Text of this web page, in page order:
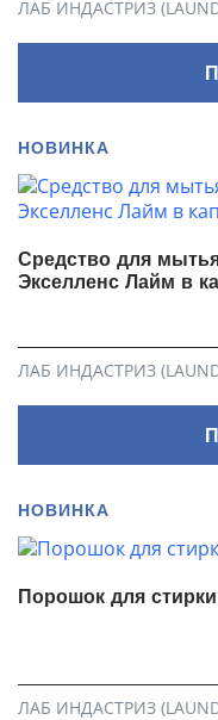
ЛАБ ИНДАСТРИЗ
НОВИНКА
Средство для
Экселленс Лайм в
ЛАБ ИНДАСТРИЗ
НОВИНКА
Порошок для
ЛАБ ИНДАСТРИЗ